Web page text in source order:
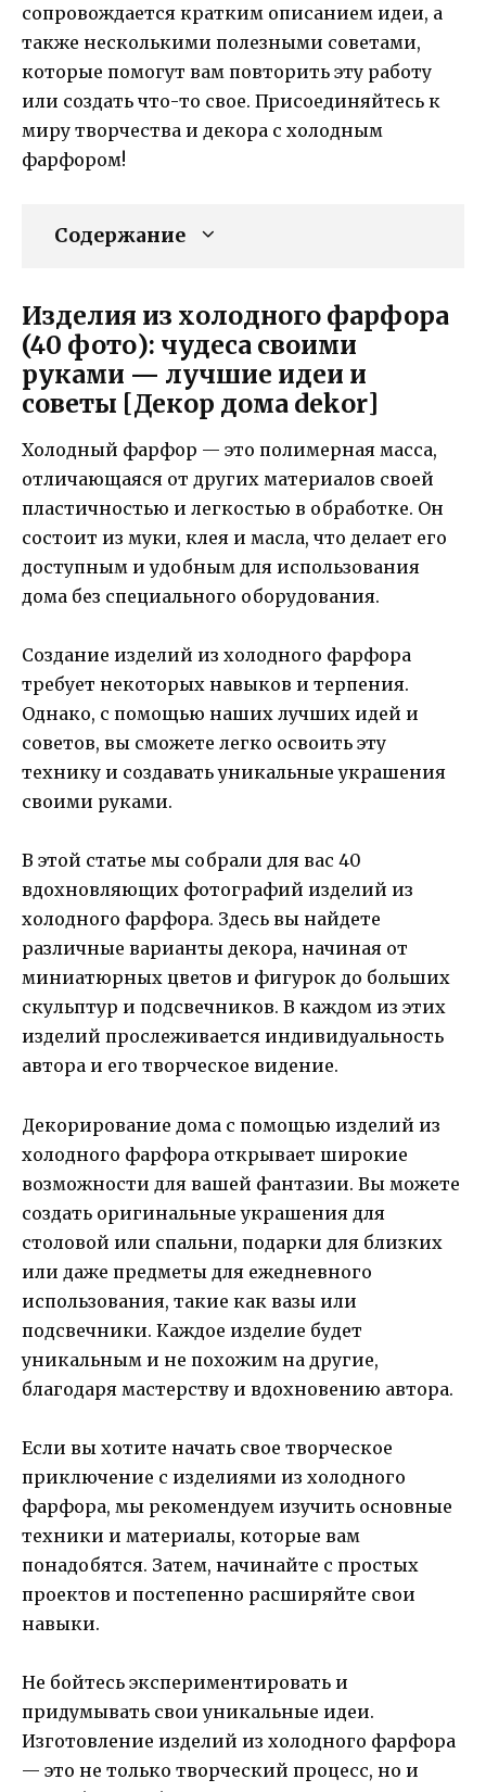
сопровождается кратким описанием идеи, а
также несколькими полезными советами,
которые помогут вам повторить эту работу
или создать что-то свое. Присоединяйтесь к
миру творчества и декора с холодным
фарфором!
Содержание
Изделия из холодного фарфора
(40 фото): чудеса своими
руками — лучшие идеи и
советы [Декор дома dekor]
Холодный фарфор — это полимерная масса,
отличающаяся от других материалов своей
пластичностью и легкостью в обработке. Он
состоит из муки, клея и масла, что делает его
доступным и удобным для использования
дома без специального оборудования.
Создание изделий из холодного фарфора
требует некоторых навыков и терпения.
Однако, с помощью наших лучших идей и
советов, вы сможете легко освоить эту
технику и создавать уникальные украшения
своими руками.
В этой статье мы собрали для вас 40
вдохновляющих фотографий изделий из
холодного фарфора. Здесь вы найдете
различные варианты декора, начиная от
миниатюрных цветов и фигурок до больших
скульптур и подсвечников. В каждом из этих
изделий прослеживается индивидуальность
автора и его творческое видение.
Декорирование дома с помощью изделий из
холодного фарфора открывает широкие
возможности для вашей фантазии. Вы можете
создать оригинальные украшения для
столовой или спальни, подарки для близких
или даже предметы для ежедневного
использования, такие как вазы или
подсвечники. Каждое изделие будет
уникальным и не похожим на другие,
благодаря мастерству и вдохновению автора.
Если вы хотите начать свое творческое
приключение с изделиями из холодного
фарфора, мы рекомендуем изучить основные
техники и материалы, которые вам
понадобятся. Затем, начинайте с простых
проектов и постепенно расширяйте свои
навыки.
Не бойтесь экспериментировать и
придумывать свои уникальные идеи.
Изготовление изделий из холодного фарфора
— это не только творческий процесс, но и